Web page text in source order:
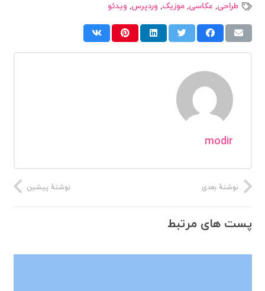
طراحی, عکاسی, موزیک, وردپرس, ویدئو
modir
نوشتهٔ پیشین نوشتهٔ بعدی
پست های مرتبط